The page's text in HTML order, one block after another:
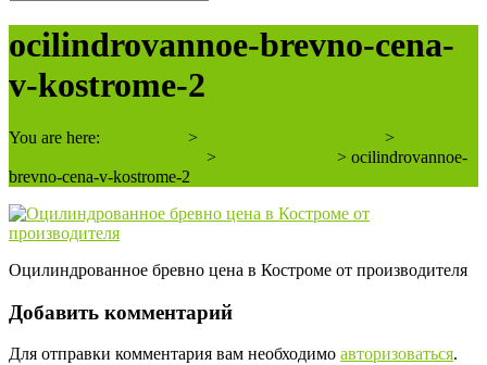
ocilindrovannoe-brevno-cena-
v-kostrome-2
You are here: >
>
> > ocilindrovannoe-
brevno-cena-v-kostrome-2
Оцилиндрованное бревно цена в Костроме от производителя
Добавить комментарий
Для отправки комментария вам необходимо авторизоваться.